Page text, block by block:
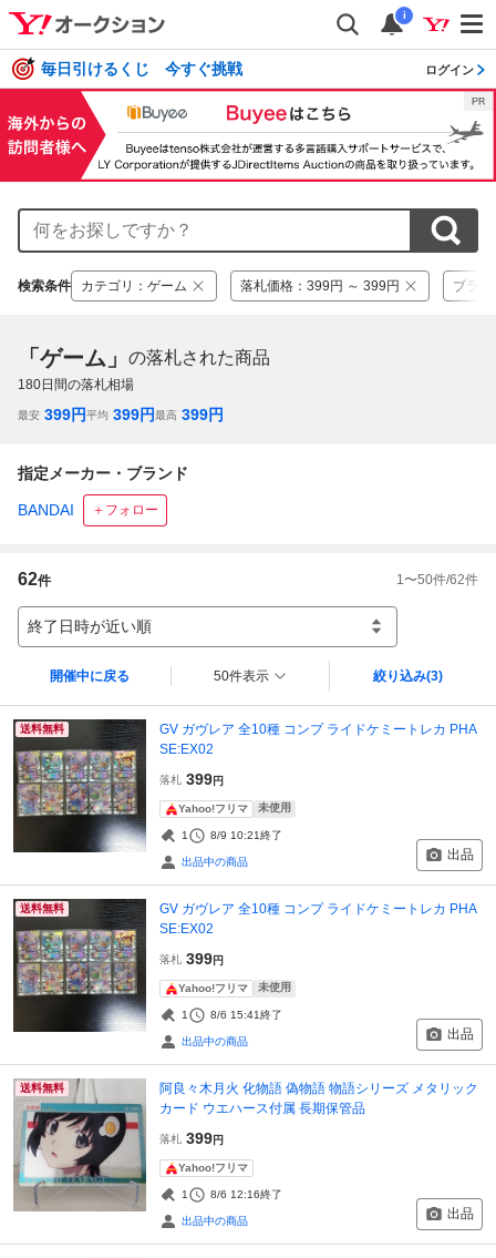
i
毎日引けるくじ 今すぐ挑戦 ログイン
検索条件 カテゴリ ： ゲーム 落札価格 ： 399円 ～ 399円 ブラン
「ゲーム」 の落札された商品
180日間の落札相場
最安 399円平均 399円最高 399円
指定メーカー・ブランド
BANDAI ＋フォロー
62件 1 〜50件/62件
終了日時が近い順
開催中に戻る 50件表示 絞り込み(3)
送料無料
GV ガヴレア 全10種 コンプ ライドケミートレカ PHA
SE:EX02
落札 399円
Yahoo!フリマ 未使用
1 8/9 10:21終了
出品中の商品 出品
送料無料
GV ガヴレア 全10種 コンプ ライドケミートレカ PHA
SE:EX02
落札 399円
Yahoo!フリマ 未使用
1 8/6 15:41終了
出品中の商品 出品
送料無料
阿良々木月火 化物語 偽物語 物語シリーズ メタリック
カード ウエハース付属 長期保管品
落札 399円
Yahoo!フリマ
1 8/6 12:16終了
出品中の商品 出品